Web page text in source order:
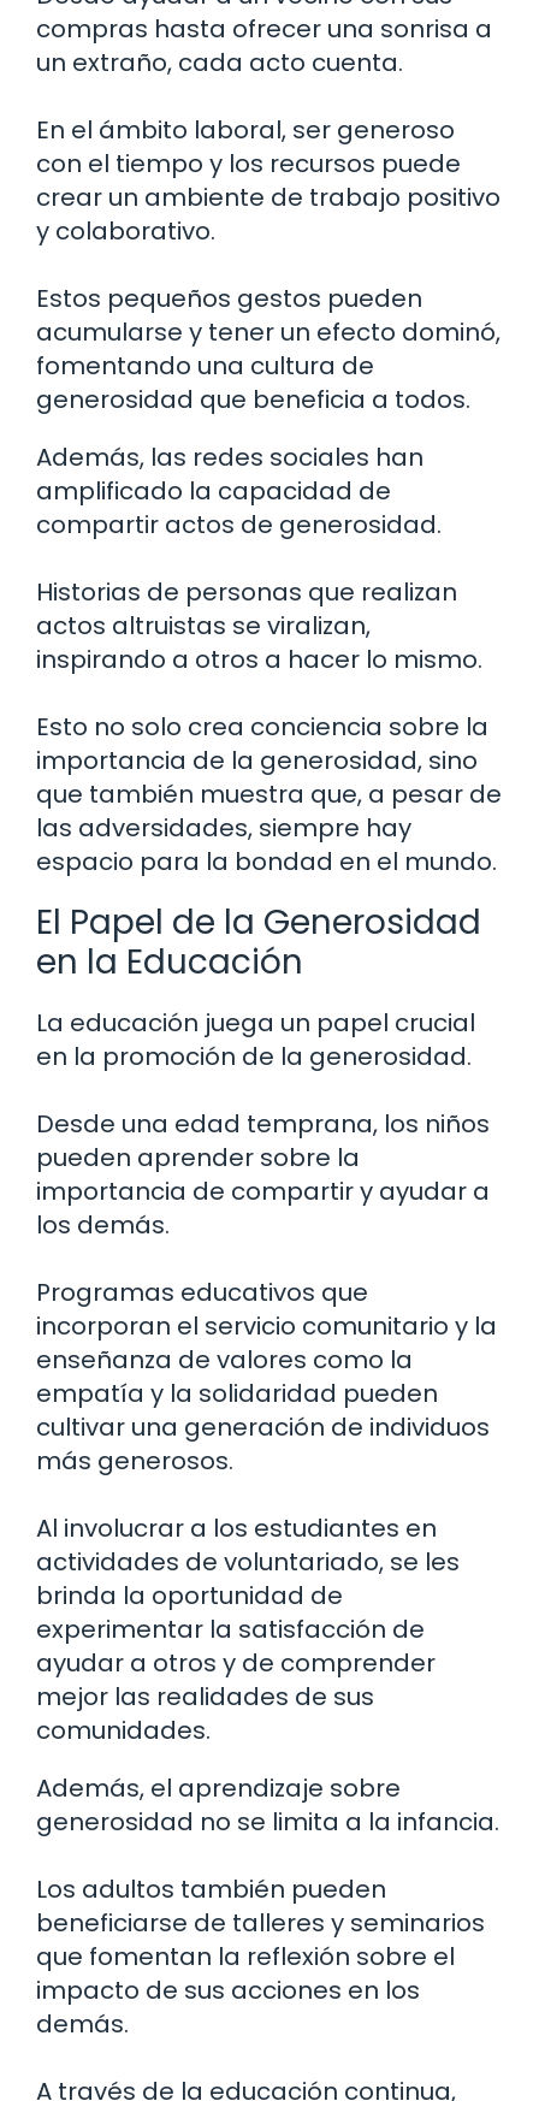
compras hasta ofrecer una sonrisa a
un extraño, cada acto cuenta.
En el ámbito laboral, ser generoso
con el tiempo y los recursos puede
crear un ambiente de trabajo positivo
y colaborativo.
Estos pequeños gestos pueden
acumularse y tener un efecto dominó,
fomentando una cultura de
generosidad que beneficia a todos.
Además, las redes sociales han
amplificado la capacidad de
compartir actos de generosidad.
Historias de personas que realizan
actos altruistas se viralizan,
inspirando a otros a hacer lo mismo.
Esto no solo crea conciencia sobre la
importancia de la generosidad, sino
que también muestra que, a pesar de
las adversidades, siempre hay
espacio para la bondad en el mundo.
El Papel de la Generosidad
en la Educación
La educación juega un papel crucial
en la promoción de la generosidad.
Desde una edad temprana, los niños
pueden aprender sobre la
importancia de compartir y ayudar a
los demás.
Programas educativos que
incorporan el servicio comunitario y la
enseñanza de valores como la
empatía y la solidaridad pueden
cultivar una generación de individuos
más generosos.
Al involucrar a los estudiantes en
actividades de voluntariado, se les
brinda la oportunidad de
experimentar la satisfacción de
ayudar a otros y de comprender
mejor las realidades de sus
comunidades.
Además, el aprendizaje sobre
generosidad no se limita a la infancia.
Los adultos también pueden
beneficiarse de talleres y seminarios
que fomentan la reflexión sobre el
impacto de sus acciones en los
demás.
A través de la educación continua,